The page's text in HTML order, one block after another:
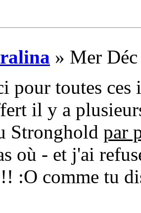
» Mer
pour toutes
il y a
Stronghold par
où - et j'ai
:O comme tu